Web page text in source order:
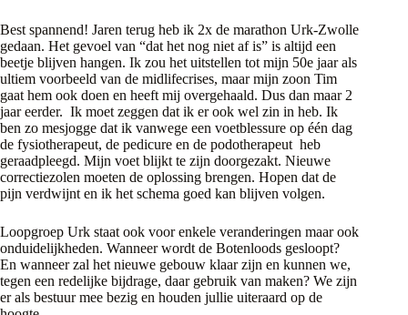
Best spannend! Jaren terug heb ik 2x de marathon Urk-Zwolle
gedaan. Het gevoel van “dat het nog niet af is” is altijd een
beetje blijven hangen. Ik zou het uitstellen tot mijn 50e jaar als
ultiem voorbeeld van de midlifecrises, maar mijn zoon Tim
gaat hem ook doen en heeft mij overgehaald. Dus dan maar 2
jaar eerder. Ik moet zeggen dat ik er ook wel zin in heb. Ik
ben zo mesjogge dat ik vanwege een voetblessure op één dag
de fysiotherapeut, de pedicure en de podotherapeut heb
geraadpleegd. Mijn voet blijkt te zijn doorgezakt. Nieuwe
correctiezolen moeten de oplossing brengen. Hopen dat de
pijn verdwijnt en ik het schema goed kan blijven volgen.
Loopgroep Urk staat ook voor enkele veranderingen maar ook
onduidelijkheden. Wanneer wordt de Botenloods gesloopt?
En wanneer zal het nieuwe gebouw klaar zijn en kunnen we,
tegen een redelijke bijdrage, daar gebruik van maken? We zijn
er als bestuur mee bezig en houden jullie uiteraard op de